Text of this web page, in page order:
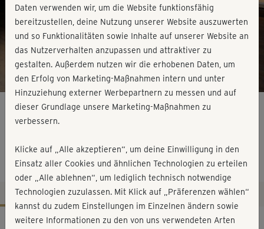
Play
Video
Athletic Rücken-Workout -
Entspannung
Workout-Facts
Daten verwenden wir, um die Website funktionsfähig
bereitzustellen, deine Nutzung unserer Website auszuwerten
und so Funktionalitäten sowie Inhalte auf unserer Website an
das Nutzerverhalten anzupassen und attraktiver zu
gestalten. Außerdem nutzen wir die erhobenen Daten, um
den Erfolg von Marketing-Maßnahmen intern und unter
Hinzuziehung externer Werbepartnern zu messen und auf
dieser Grundlage unsere Marketing-Maßnahmen zu
verbessern.
Klicke auf „Alle akzeptieren“, um deine Einwilligung in den
Einsatz aller Cookies und ähnlichen Technologien zu erteilen
oder „Alle ablehnen“, um lediglich technisch notwendige
Technologien zuzulassen. Mit Klick auf „Präferenzen wählen“
kannst du zudem Einstellungen im Einzelnen ändern sowie
weitere Informationen zu den von uns verwendeten Arten